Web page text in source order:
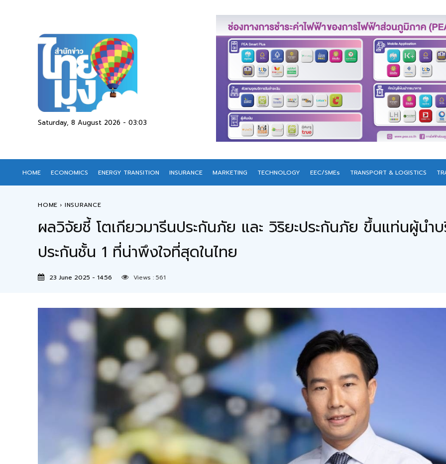
Saturday, 8 August 2026 - 03:03
HOME ECONOMICS ENERGY TRANSITION INSURANCE MARKETING TECHNOLOGY EEC/SMEs TRANSPORT & LOGISTICS
HOME INSURANCE
ผลวิจัยชี้ โตเกียวมารีนประกันภัย และ วิริยะประกันภัย ขึ้นแท่นผู้นำ
ประกันชั้น 1 ที่น่าพึงใจที่สุดในไทย
23 June 2025 - 14:56 Views : 561